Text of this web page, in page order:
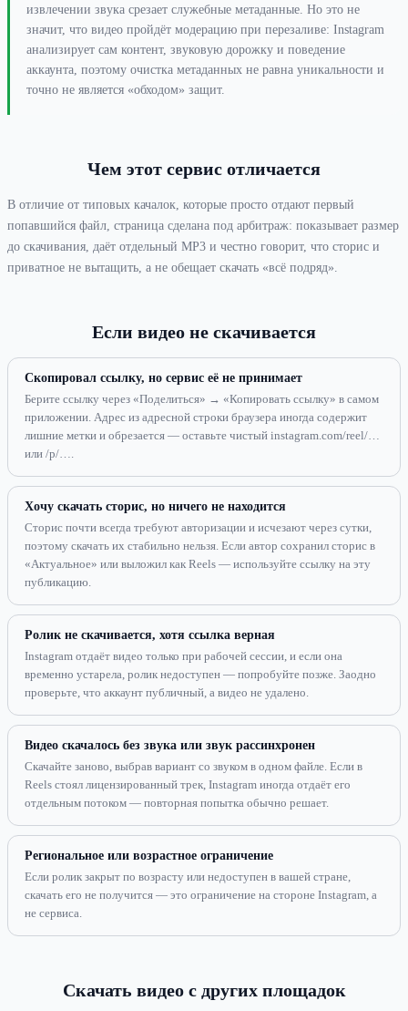
извлечении звука срезает служебные метаданные. Но это не
значит, что видео пройдёт модерацию при перезаливе: Instagram
анализирует сам контент, звуковую дорожку и поведение
аккаунта, поэтому очистка метаданных не равна уникальности и
точно не является «обходом» защит.
Чем этот сервис отличается
В отличие от типовых качалок, которые просто отдают первый
попавшийся файл, страница сделана под арбитраж: показывает размер
до скачивания, даёт отдельный MP3 и честно говорит, что сторис и
приватное не вытащить, а не обещает скачать «всё подряд».
Если видео не скачивается
Скопировал ссылку, но сервис её не принимает
Берите ссылку через «Поделиться» → «Копировать ссылку» в самом
приложении. Адрес из адресной строки браузера иногда содержит
лишние метки и обрезается — оставьте чистый instagram.com/reel/…
или /p/….
Хочу скачать сторис, но ничего не находится
Сторис почти всегда требуют авторизации и исчезают через сутки,
поэтому скачать их стабильно нельзя. Если автор сохранил сторис в
«Актуальное» или выложил как Reels — используйте ссылку на эту
публикацию.
Ролик не скачивается, хотя ссылка верная
Instagram отдаёт видео только при рабочей сессии, и если она
временно устарела, ролик недоступен — попробуйте позже. Заодно
проверьте, что аккаунт публичный, а видео не удалено.
Видео скачалось без звука или звук рассинхронен
Скачайте заново, выбрав вариант со звуком в одном файле. Если в
Reels стоял лицензированный трек, Instagram иногда отдаёт его
отдельным потоком — повторная попытка обычно решает.
Региональное или возрастное ограничение
Если ролик закрыт по возрасту или недоступен в вашей стране,
скачать его не получится — это ограничение на стороне Instagram, а
не сервиса.
Скачать видео с других площадок